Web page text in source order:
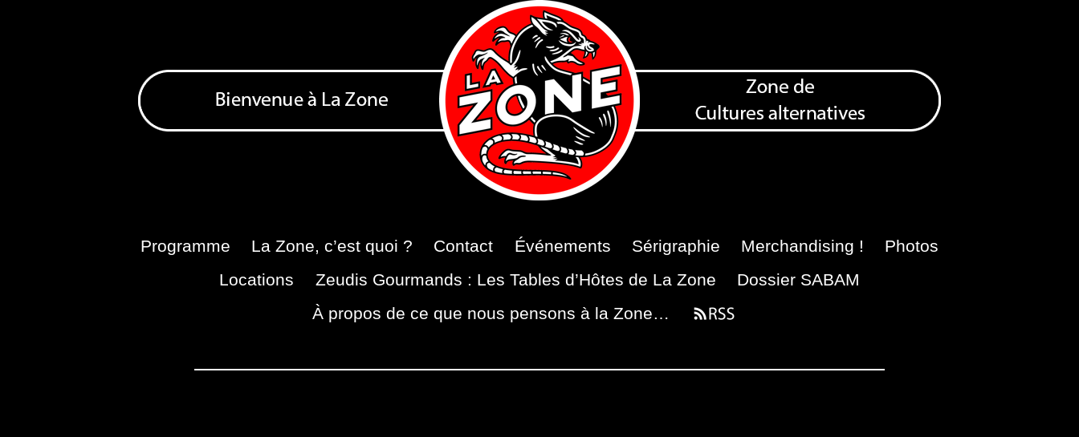
Programme La Zone, c’est quoi ? Contact Événements Sérigraphie Merchandising !
Photos
Locations
Zeudis Gourmands : Les Tables d’Hôtes de La Zone
Dossier SABAM
À propos de ce que nous pensons à la Zone…